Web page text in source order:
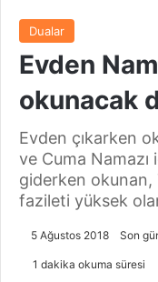
Dualar
Evden
okunacak
Evden çıkarken
ve Cuma
giderken
fazileti yüksek
5 Ağustos 2018 Son
1 dakika okuma süresi